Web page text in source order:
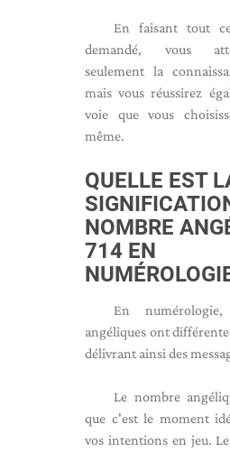
En faisant tout
demandé, vous
seulement la
mais vous réussirez
voie que vous
même.
QUELLE EST
NOMBRE
714 EN
En
angéliques ont
délivrant ainsi des
Le nombre
que c'est le moment
vos intentions en jeu.